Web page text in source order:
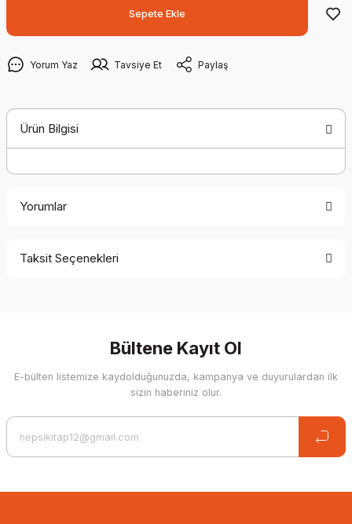
Sepete Ekle
Yorum Yaz Tavsiye Et Paylaş
Ürün Bilgisi
Yorumlar
Taksit Seçenekleri
Bültene Kayıt Ol
E-bülten listemize kaydolduğunuzda, kampanya ve duyurulardan ilk
sizin haberiniz olur.